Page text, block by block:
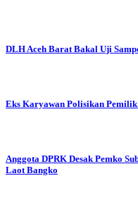
DLH Aceh Barat Bakal Uji
Eks Karyawan Polisikan
Anggota DPRK Desak Pemko
Laot Bangko